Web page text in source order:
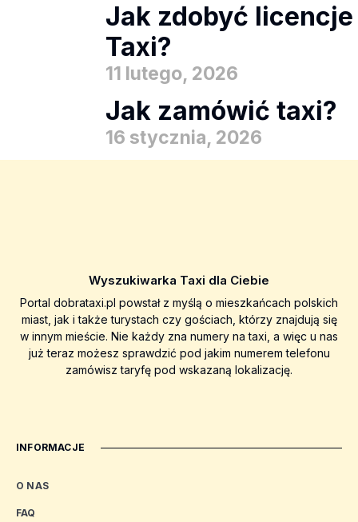
Jak zdobyć licencje
Taxi?
11 lutego, 2026
Jak zamówić taxi?
16 stycznia, 2026
Wyszukiwarka Taxi dla Ciebie
Portal dobrataxi.pl powstał z myślą o mieszkańcach polskich
miast, jak i także turystach czy gościach, którzy znajdują się
w innym mieście. Nie każdy zna numery na taxi, a więc u nas
już teraz możesz sprawdzić pod jakim numerem telefonu
zamówisz taryfę pod wskazaną lokalizację.
INFORMACJE
O NAS
FAQ